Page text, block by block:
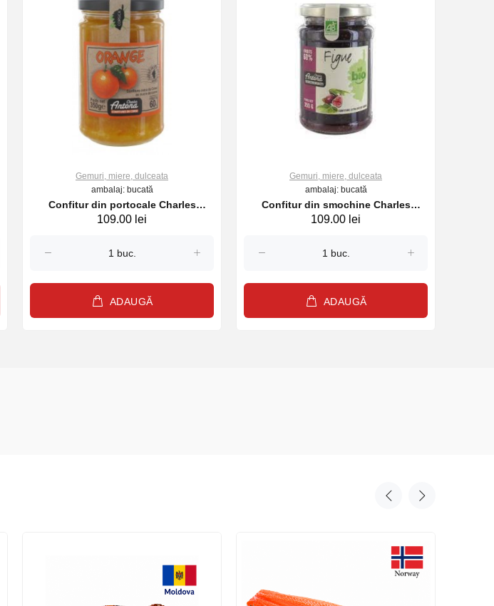
Gemuri, miere, dulceata
ambalaj: bucată
Confitur din portocale Charles
Antona 250 g
109.00 lei
ADAUGĂ
Gemuri, miere, dulceata
ambalaj: bucată
Confitur din smochine Charles
Antona 250 g
109.00 lei
ADAUGĂ